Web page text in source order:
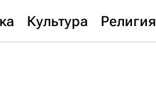
Культура Религия